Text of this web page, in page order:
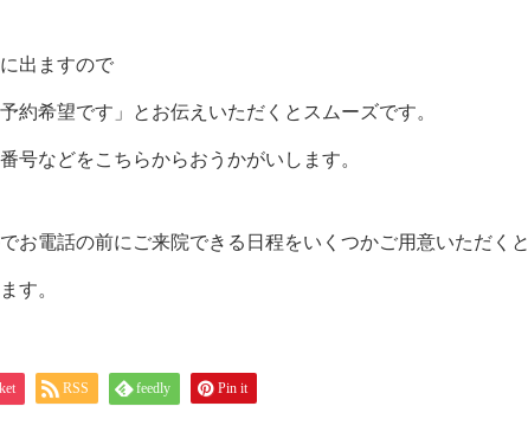
出ますので
約希望です」とお伝えいただくとスムーズです。
どをこちらからおうかがいします。
お電話の前にご来院できる日程をいくつかご用意いただくと
す。
RSS feedly Pin it